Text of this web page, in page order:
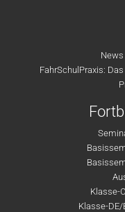
FahrSchulPraxis:
Klasse-
Klasse-